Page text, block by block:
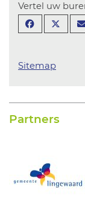
Vertel uw
Sitemap
Partners